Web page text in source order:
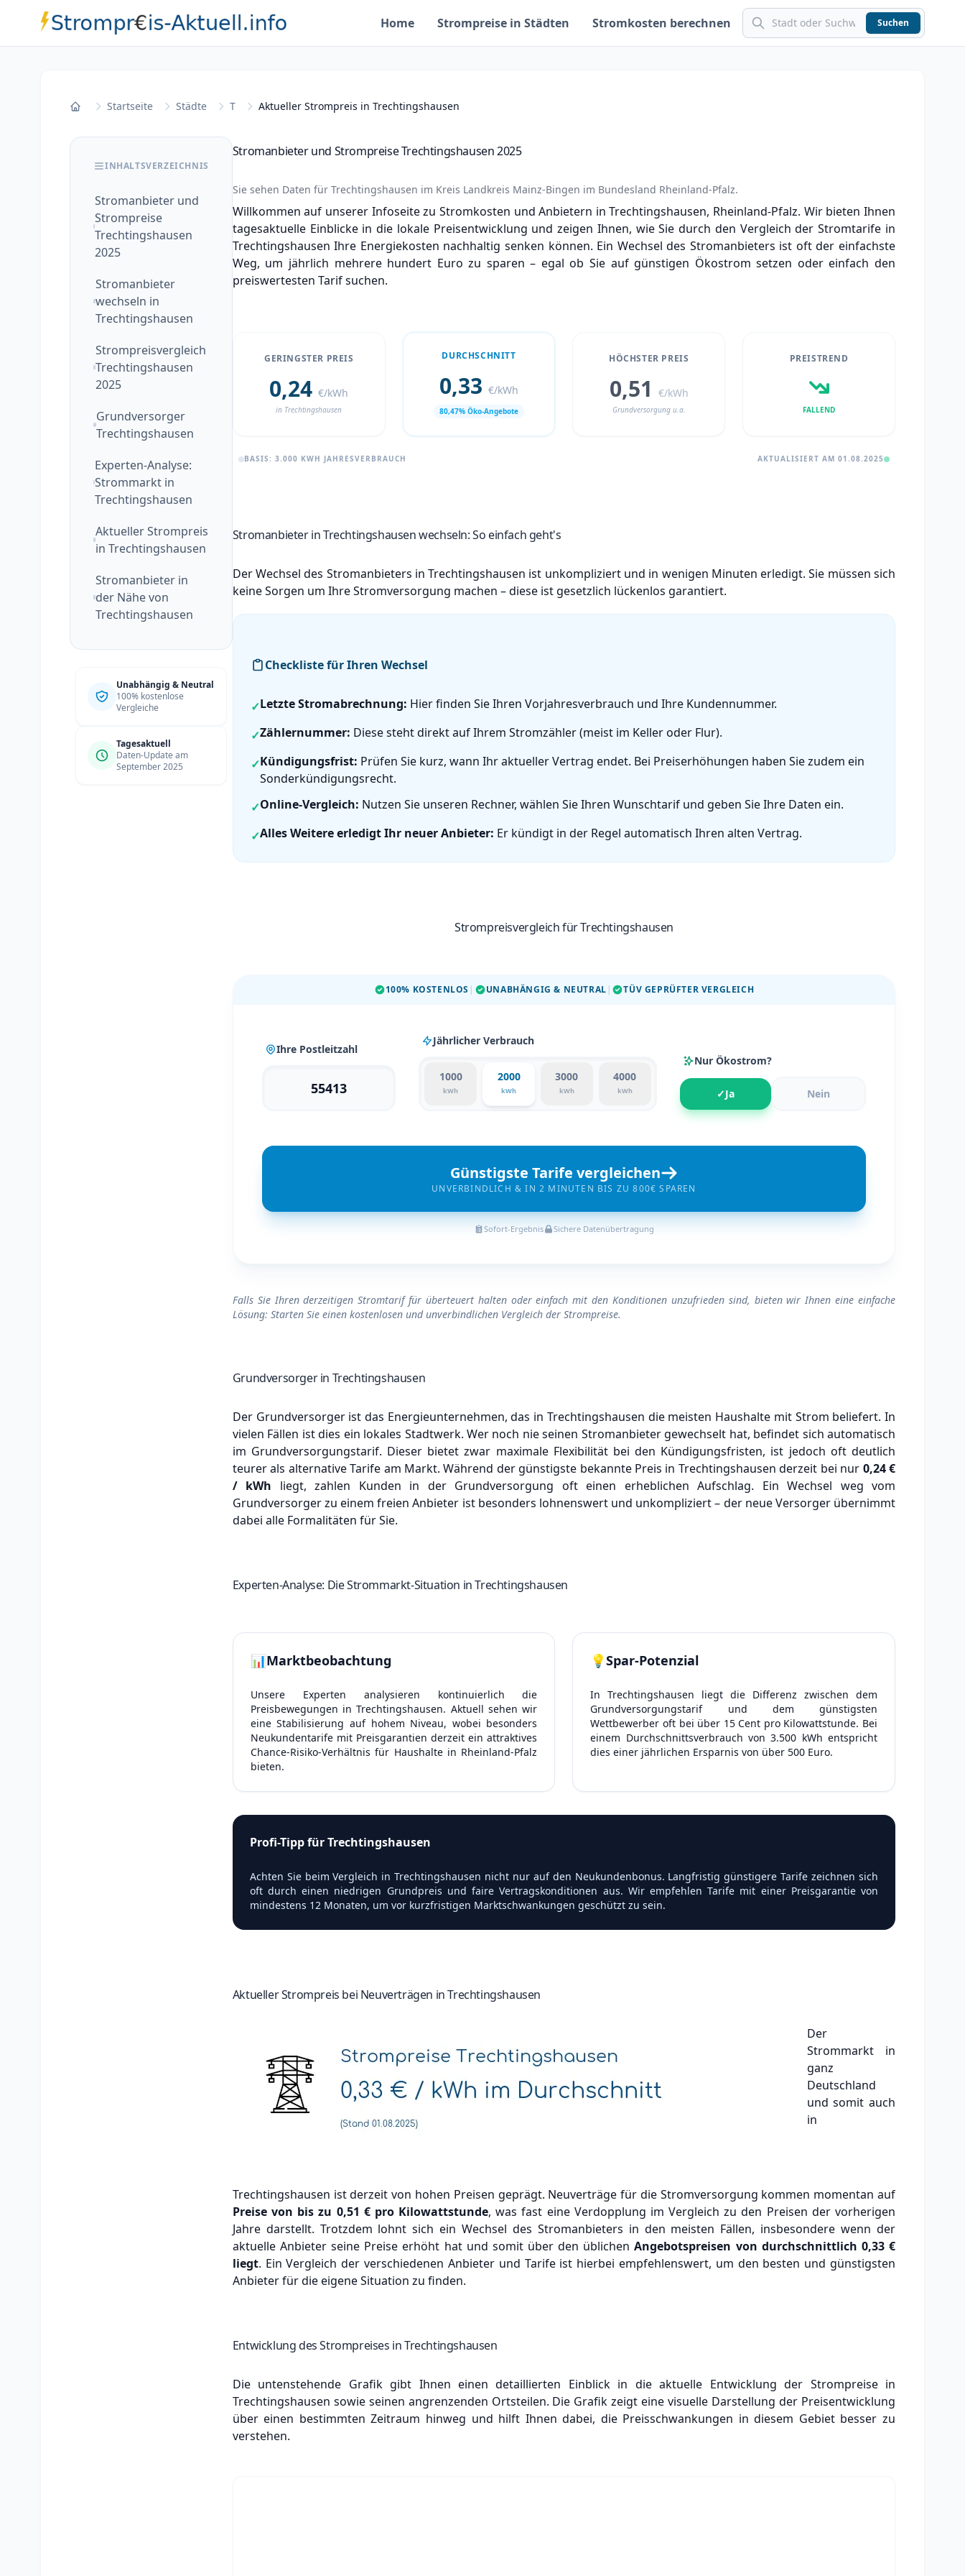
Home Strompreise in Städten Stromkosten berechnen Suchen
StartseiteStartseite Städte T Aktueller Strompreis in Trechtingshausen
INHALTSVERZEICHNIS
Stromanbieter und
Strompreise
Trechtingshausen
2025
Stromanbieter
wechseln in
Trechtingshausen
Strompreisvergleich
Trechtingshausen
2025
Grundversorger
Trechtingshausen
Experten-Analyse:
Strommarkt in
Trechtingshausen
Aktueller Strompreis
in Trechtingshausen
Stromanbieter in
der Nähe von
Trechtingshausen
Unabhängig & Neutral
100% kostenlose
Vergleiche
Tagesaktuell
Daten-Update am
September 2025
Stromanbieter und Strompreise Trechtingshausen 2025
Sie sehen Daten für Trechtingshausen im Kreis Landkreis Mainz-Bingen im Bundesland Rheinland-Pfalz.
Willkommen auf unserer Infoseite zu Stromkosten und Anbietern in Trechtingshausen, Rheinland-Pfalz. Wir bieten Ihnen
tagesaktuelle Einblicke in die lokale Preisentwicklung und zeigen Ihnen, wie Sie durch den Vergleich der Stromtarife in
Trechtingshausen Ihre Energiekosten nachhaltig senken können. Ein Wechsel des Stromanbieters ist oft der einfachste
Weg, um jährlich mehrere hundert Euro zu sparen – egal ob Sie auf günstigen Ökostrom setzen oder einfach den
preiswertesten Tarif suchen.
GERINGSTER PREIS
0,24€/kWh
in Trechtingshausen
DURCHSCHNITT
0,33 €/kWh
80,47% Öko-Angebote
HÖCHSTER PREIS
0,51 €/kWh
Grundversorgung u.a.
PREISTREND
FALLEND
BASIS: 3.000 KWH JAHRESVERBRAUCH AKTUALISIERT AM 01.08.2025
Stromanbieter in Trechtingshausen wechseln: So einfach geht's
Der Wechsel des Stromanbieters in Trechtingshausen ist unkompliziert und in wenigen Minuten erledigt. Sie müssen sich
keine Sorgen um Ihre Stromversorgung machen – diese ist gesetzlich lückenlos garantiert.
Checkliste für Ihren Wechsel
✓Letzte Stromabrechnung: Hier finden Sie Ihren Vorjahresverbrauch und Ihre Kundennummer.
✓Zählernummer: Diese steht direkt auf Ihrem Stromzähler (meist im Keller oder Flur).
✓Kündigungsfrist: Prüfen Sie kurz, wann Ihr aktueller Vertrag endet. Bei Preiserhöhungen haben Sie zudem ein
Sonderkündigungsrecht.
✓Online-Vergleich: Nutzen Sie unseren Rechner, wählen Sie Ihren Wunschtarif und geben Sie Ihre Daten ein.
✓Alles Weitere erledigt Ihr neuer Anbieter: Er kündigt in der Regel automatisch Ihren alten Vertrag.
Strompreisvergleich für Trechtingshausen
100% KOSTENLOS | UNABHÄNGIG & NEUTRAL | TÜV GEPRÜFTER VERGLEICH
Ihre Postleitzahl
Jährlicher Verbrauch
1000
kWh
2000
kWh
3000
kWh
4000
kWh
Nur Ökostrom?
✓Ja Nein
Günstigste Tarife vergleichen
UNVERBINDLICH & IN 2 MINUTEN BIS ZU 800€ SPAREN
Sofort-Ergebnis Sichere Datenübertragung
Falls Sie Ihren derzeitigen Stromtarif für überteuert halten oder einfach mit den Konditionen unzufrieden sind, bieten wir Ihnen eine einfache
Lösung: Starten Sie einen kostenlosen und unverbindlichen Vergleich der Strompreise.
Grundversorger in Trechtingshausen
Der Grundversorger ist das Energieunternehmen, das in Trechtingshausen die meisten Haushalte mit Strom beliefert. In
vielen Fällen ist dies ein lokales Stadtwerk. Wer noch nie seinen Stromanbieter gewechselt hat, befindet sich automatisch
im Grundversorgungstarif. Dieser bietet zwar maximale Flexibilität bei den Kündigungsfristen, ist jedoch oft deutlich
teurer als alternative Tarife am Markt.Während der günstigste bekannte Preis in Trechtingshausen derzeit bei nur 0,24 €
/ kWh liegt, zahlen Kunden in der Grundversorgung oft einen erheblichen Aufschlag. Ein Wechsel weg vom
Grundversorger zu einem freien Anbieter ist besonders lohnenswert und unkompliziert – der neue Versorger übernimmt
dabei alle Formalitäten für Sie.
Experten-Analyse: Die Strommarkt-Situation in Trechtingshausen
📊Marktbeobachtung
Unsere Experten analysieren kontinuierlich die
Preisbewegungen in Trechtingshausen. Aktuell sehen wir
eine Stabilisierung auf hohem Niveau, wobei besonders
Neukundentarife mit Preisgarantien derzeit ein attraktives
Chance-Risiko-Verhältnis für Haushalte in Rheinland-Pfalz
bieten.
💡Spar-Potenzial
In Trechtingshausen liegt die Differenz zwischen dem
Grundversorgungstarif und dem günstigsten
Wettbewerber oft bei über 15 Cent pro Kilowattstunde. Bei
einem Durchschnittsverbrauch von 3.500 kWh entspricht
dies einer jährlichen Ersparnis von über 500 Euro.
Profi-Tipp für Trechtingshausen
Achten Sie beim Vergleich in Trechtingshausen nicht nur auf den Neukundenbonus. Langfristig günstigere Tarife zeichnen sich
oft durch einen niedrigen Grundpreis und faire Vertragskonditionen aus. Wir empfehlen Tarife mit einer Preisgarantie von
mindestens 12 Monaten, um vor kurzfristigen Marktschwankungen geschützt zu sein.
Aktueller Strompreis bei Neuverträgen in Trechtingshausen
Der
Strommarkt in
ganz
Deutschland
und somit auch
in
Trechtingshausen ist derzeit von hohen Preisen geprägt. Neuverträge für die Stromversorgung kommen momentan auf
Preise von bis zu 0,51 €pro Kilowattstunde, was fast eine Verdopplung im Vergleich zu den Preisen der vorherigen
Jahre darstellt. Trotzdem lohnt sich ein Wechsel des Stromanbieters in den meisten Fällen, insbesondere wenn der
aktuelle Anbieter seine Preise erhöht hat und somit über den üblichenAngebotspreisen von durchschnittlich 0,33 €
liegt. Ein Vergleich der verschiedenen Anbieter und Tarife ist hierbei empfehlenswert, um den besten und günstigsten
Anbieter für die eigene Situation zu finden.
Entwicklung des Strompreises in Trechtingshausen
Die untenstehende Grafik gibt Ihnen einen detaillierten Einblick in die aktuelle Entwicklung der Strompreise in
Trechtingshausen sowie seinen angrenzenden Ortsteilen. Die Grafik zeigt eine visuelle Darstellung der Preisentwicklung
über einen bestimmten Zeitraum hinweg und hilft Ihnen dabei, die Preisschwankungen in diesem Gebiet besser zu
verstehen.